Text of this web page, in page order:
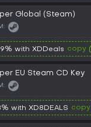
Global (Steam)
with XDDeals copy
EU Steam CD Key
with XD8DEALS copy